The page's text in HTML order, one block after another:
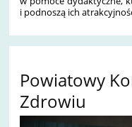
i podnoszą ich
Powiatowy
Zdrowiu